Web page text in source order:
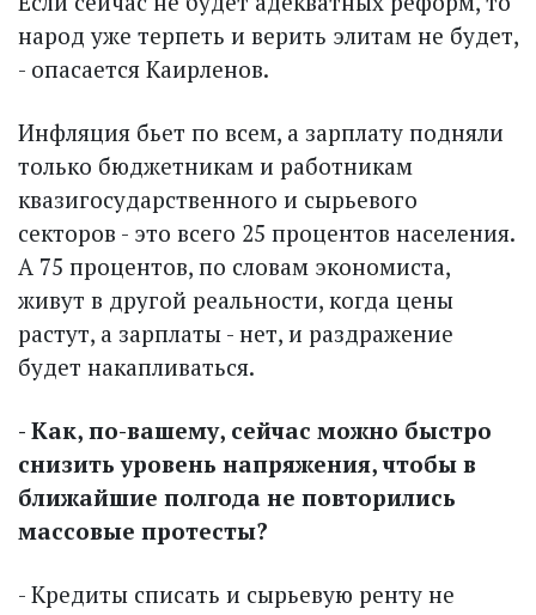
народ уже терпеть и верить элитам не будет,
- опасается Каирленов.
Инфляция бьет по всем, а зарплату подняли
только бюджетникам и работникам
квазигосударственного и сырьевого
секторов - это всего 25 процентов населения.
А 75 процентов, по словам экономиста,
живут в другой реальности, когда цены
растут, а зарплаты - нет, и раздражение
будет накапливаться.
- Как, по-вашему, сейчас можно быстро
снизить уровень напряжения, чтобы в
ближайшие полгода не повторились
массовые протесты?
- Кредиты списать и сырьевую ренту не